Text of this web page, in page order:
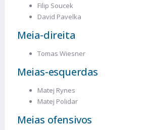
Filip Soucek
David Pavelka
Meia-direita
Tomas Wiesner
Meias-esquerdas
Matej Rynes
Matej Polidar
Meias ofensivos